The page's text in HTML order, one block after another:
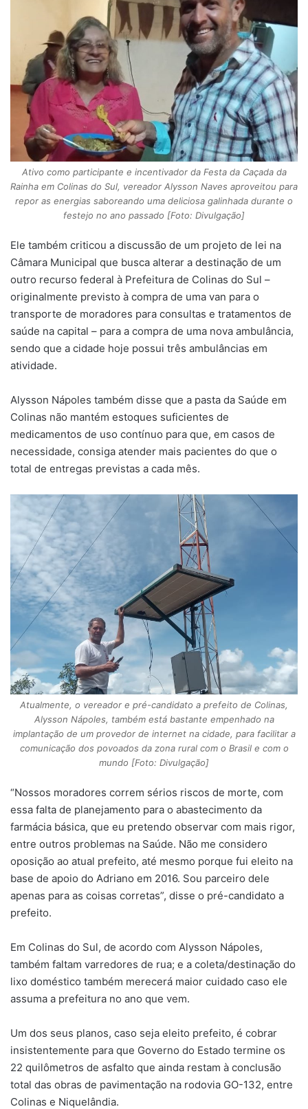
Ativo como participante e incentivador da Festa da Caçada da
Rainha em Colinas do Sul, vereador Alysson Naves aproveitou para
repor as energias saboreando uma deliciosa galinhada durante o
festejo no ano passado [Foto: Divulgação]
Ele também criticou a discussão de um projeto de lei na
Câmara Municipal que busca alterar a destinação de um
outro recurso federal à Prefeitura de Colinas do Sul –
originalmente previsto à compra de uma van para o
transporte de moradores para consultas e tratamentos de
saúde na capital – para a compra de uma nova ambulância,
sendo que a cidade hoje possui três ambulâncias em
atividade.
Alysson Nápoles também disse que a pasta da Saúde em
Colinas não mantém estoques suficientes de
medicamentos de uso contínuo para que, em casos de
necessidade, consiga atender mais pacientes do que o
total de entregas previstas a cada mês.
Atualmente, o vereador e pré-candidato a prefeito de Colinas,
Alysson Nápoles, também está bastante empenhado na
implantação de um provedor de internet na cidade, para facilitar a
comunicação dos povoados da zona rural com o Brasil e com o
mundo [Foto: Divulgação]
“Nossos moradores correm sérios riscos de morte, com
essa falta de planejamento para o abastecimento da
farmácia básica, que eu pretendo observar com mais rigor,
entre outros problemas na Saúde. Não me considero
oposição ao atual prefeito, até mesmo porque fui eleito na
base de apoio do Adriano em 2016. Sou parceiro dele
apenas para as coisas corretas”, disse o pré-candidato a
prefeito.
Em Colinas do Sul, de acordo com Alysson Nápoles,
também faltam varredores de rua; e a coleta/destinação do
lixo doméstico também merecerá maior cuidado caso ele
assuma a prefeitura no ano que vem.
Um dos seus planos, caso seja eleito prefeito, é cobrar
insistentemente para que Governo do Estado termine os
22 quilômetros de asfalto que ainda restam à conclusão
total das obras de pavimentação na rodovia GO-132, entre
Colinas e Niquelândia.